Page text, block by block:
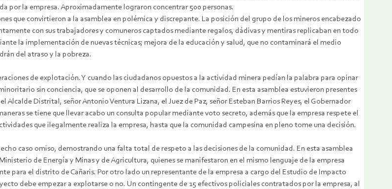
por la empresa.Aproximadamente lograron concentrar 500 personas.
que convirtieron a la asamblea en polémica y discrepante. La posición del grupo de los mineros encabezado
con sus trabajadores y comuneros captados mediante regalos, dádivas y mentiras replicaban en todo
la implementación de nuevas técnicas; mejora de la educación y salud, que no contaminará el medio
del atraso y la pobreza.
de explotación. Y cuando las ciudadanos opuestos a la actividad minera pedían la palabra para opinar
sin conciencia, que se oponen al desarrollo de la comunidad. En esta asamblea estuvieron presentes
Alcalde Distrital, señor Antonio Ventura Lizana, el Juez de Paz, señor Esteban Barrios Reyes, el Gobernador
se tiene que llevar acabo un consulta popular mediante voto secreto, además que la empresa respete el
que ilegalmente realiza la empresa, hasta que la comunidad campesina en pleno tome una decisión.
caso omiso, demostrando una falta total de respeto a las decisiones de la comunidad. En esta asamblea
de Energía y Minas y de Agricultura, quienes se manifestaron en el mismo lenguaje de la empresa
para el distrito de Cañaris. Por otro lado un representante de la empresa a cargo del Estudio de Impacto
debe empezar a explotarse o no. Un contingente de 15 efectivos policiales contratados por la empresa, al